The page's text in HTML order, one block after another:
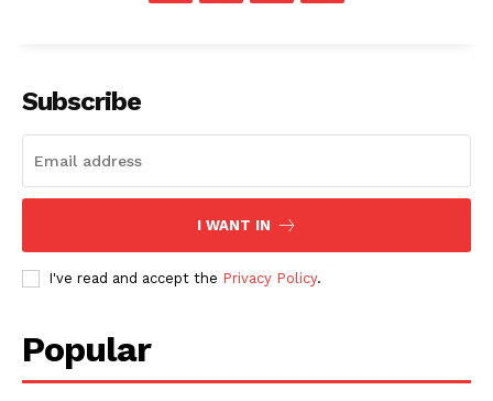
Subscribe
I WANT IN
I've read and accept the Privacy Policy.
Popular